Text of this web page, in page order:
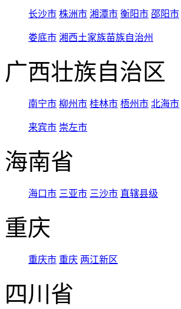
长沙市 株洲市 湘潭市 衡阳市 邵阳市
娄底市 湘西土家族苗族自治州
广西壮族自治区
南宁市 柳州市 桂林市 梧州市 北海市
来宾市 崇左市
海南省
海口市 三亚市 三沙市 直辖县级
重庆
重庆市 重庆 两江新区
四川省